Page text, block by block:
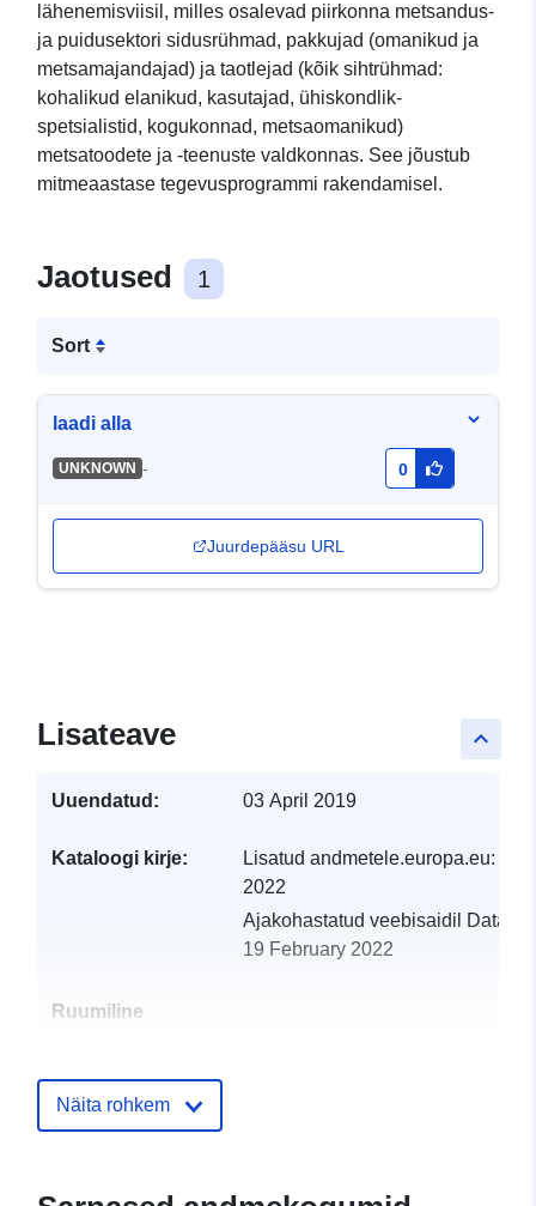
lähenemisviisil, milles osalevad piirkonna metsandus-
ja puidusektori sidusrühmad, pakkujad (omanikud ja
metsamajandajad) ja taotlejad (kõik sihtrühmad:
kohalikud elanikud, kasutajad, ühiskondlik-
spetsialistid, kogukonnad, metsaomanikud)
metsatoodete ja -teenuste valdkonnas. See jõustub
mitmeaastase tegevusprogrammi rakendamisel.
Jaotused 1
Sort
laadi alla
UNKNOWN - 0
Juurdepääsu URL
keyboard_arrow_up
Lisateave
Uuendatud: 03 April 2019
Kataloogi kirje: Lisatud andmetele.europa.eu:
2022
Ajakohastatud veebisaidil
19 February 2022
Ruumiline
Identifikaatorid:
Näita rohkem